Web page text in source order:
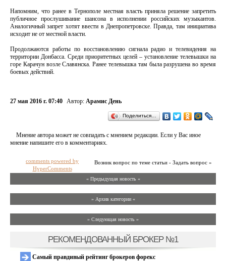
Напомним, что ранее в Тернополе местная власть приняла решение запретить
публичное прослушивание шансона в исполнении российских музыкантов.
Аналогичный запрет хотят ввести в Днепропетровске. Правда, там инициатива
исходит не от местной власти.
Продолжаются работы по восстановлению сигнала радио и телевидения на
территории Донбасса. Среди приоритетных целей – установление телевышки на
горе Карачун возле Славянска. Ранее телевышка там была разрушена во время
боевых действий.
27 мая 2016 г. 07:40 Автор: Арамис День
Поделиться…
Мнение автора может не совпадать с мнением редакции. Если у Вас иное
мнение напишите его в комментариях.
Возник вопрос по теме статьи - Задать вопрос »
comments powered by
HyperComments
« Предыдущая новость «
» Архив категории «
» Следующая новость »
РЕКОМЕНДОВАННЫЙ БРОКЕР №1
Самый правдивый рейтинг брокеров форекс